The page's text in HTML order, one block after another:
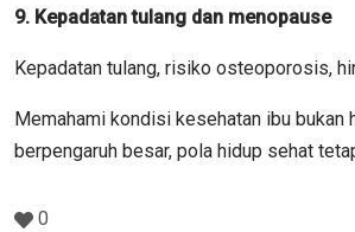
9. Kepadatan tulang dan menopause
Kepadatan tulang, risiko osteoporosis,
Memahami kondisi kesehatan ibu
berpengaruh besar, pola hidup sehat
0